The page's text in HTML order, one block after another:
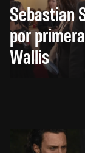
Sebastian
por
Wallis